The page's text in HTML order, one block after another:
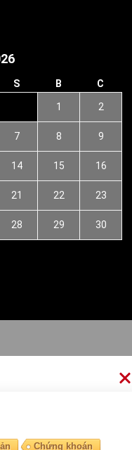
S B C
1 2
7 8 9
14 15 16
21 22 23
28 29 30
Chứng khoán